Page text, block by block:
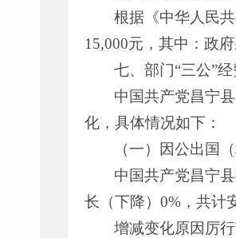
根据《中华人民
15,000元，其中：政
七、部门“三公”
中国共产党昌宁
化，具体情况如下：
（一）因公出国
中国共产党昌宁
长（下降）0%，共计
增减变化原因厉